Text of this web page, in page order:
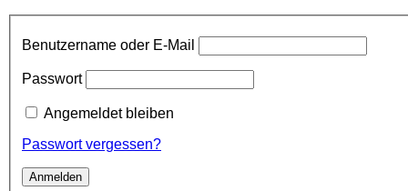
Benutzername oder E-Mail
Passwort
Angemeldet bleiben
Passwort vergessen?